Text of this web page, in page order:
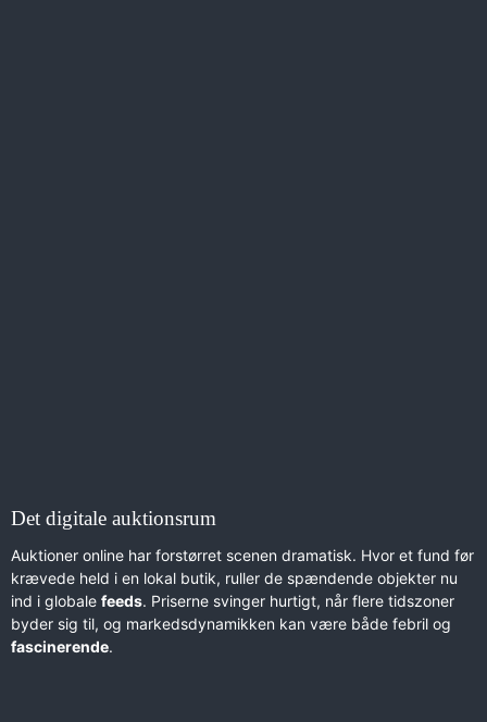
Det digitale auktionsrum
Auktioner online har forstørret scenen dramatisk. Hvor et fund før
krævede held i en lokal butik, ruller de spændende objekter nu
ind i globale feeds. Priserne svinger hurtigt, når flere tidszoner
byder sig til, og markedsdynamikken kan være både febril og
fascinerende.